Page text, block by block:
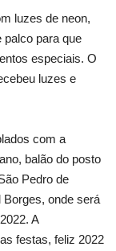
luzes de neon,
palco para que
especiais. O
luzes e
com a
balão do posto
Pedro de
Borges, onde será
A
festas, feliz 2022